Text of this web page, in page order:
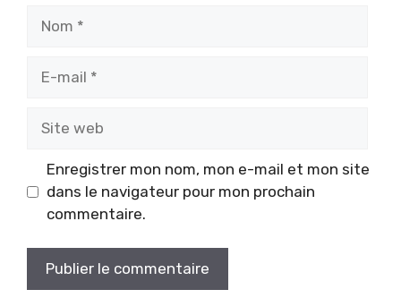
mail
web
Enregistrer mon nom, mon e-mail et mon site
dans le navigateur pour mon prochain
commentaire.